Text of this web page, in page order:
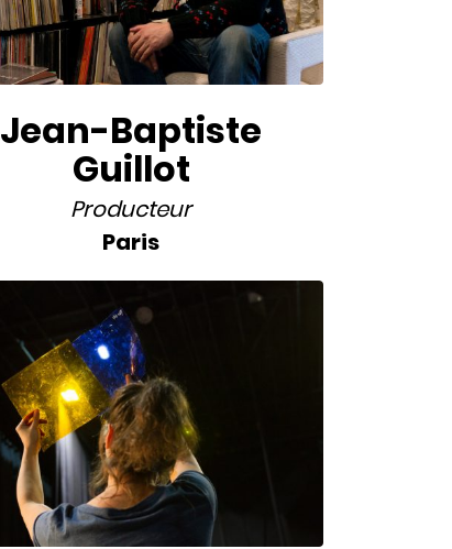
Jean-Baptiste
Guillot
Producteur
Paris